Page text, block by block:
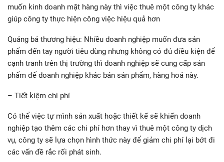
muốn kinh doanh mặt hàng này thì việc thuê một công ty khác
giúp công ty thực hiện công việc hiệu quả hơn
Quảng bá thương hiệu: Nhiều doanh nghiệp muốn đưa sản
phẩm đến tay người tiêu dùng nhưng không có đủ điều kiện để
cạnh tranh trên thị trường thì doanh nghiệp sẽ cung cấp sản
phẩm để doanh nghiệp khác bán sản phẩm, hàng hoá này.
– Tiết kiệm chi phí
Có thể việc tự mình sản xuất hoặc thiết kế sẽ khiến doanh
nghiệp tạo thêm các chi phí hơn thay vì thuê một công ty dịch
vụ, công ty sẽ lựa chọn hình thức này để giảm chi phí lại bớt đi
các vấn đề rắc rối phát sinh.